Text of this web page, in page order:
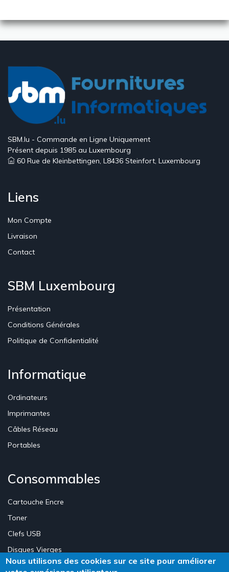
SBM.lu - Commande en Ligne Uniquement
Présent depuis 1985 au Luxembourg
60 Rue de Kleinbettingen, L8436 Steinfort, Luxembourg
Liens
Mon Compte
Livraison
Contact
SBM Luxembourg
Présentation
Conditions Générales
Politique de Confidentialité
Informatique
Ordinateurs
Imprimantes
Câbles Réseau
Portables
Consommables
Cartouche Encre
Toner
Clefs USB
Disques Vierges
Nous utilisons des cookies sur ce site pour améliorer